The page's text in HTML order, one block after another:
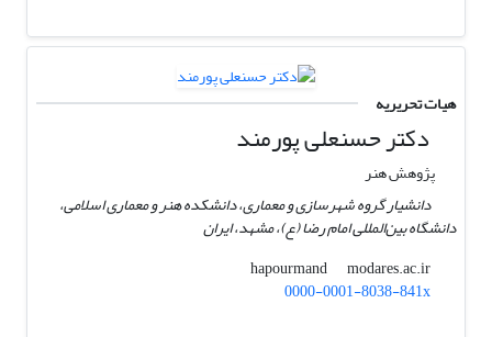
هیات تحریریه
دکتر حسنعلی پورمند
پژوهش هنر
دانشیار گروه شهرسازی و معماری، دانشکده هنر و معماری اسلامی،
دانشگاه بین‌المللی امام رضا (ع)، مشهد، ایران
hapourmand
modares.ac.ir
0000-0001-8038-841x